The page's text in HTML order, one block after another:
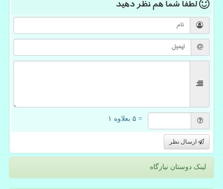
لطفا شما همنظر دهید
= ۵ بعلاوه ۱
ارسال نظر
لینک دوستان نیازگاه